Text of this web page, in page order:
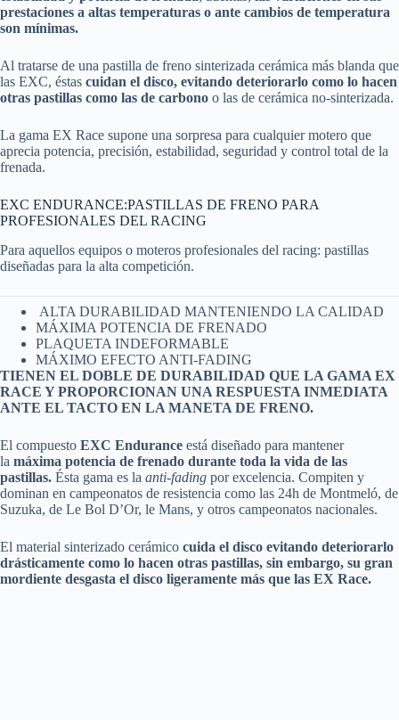
prestaciones a altas temperaturas o ante cambios de temperatura
son mínimas.
Al tratarse de una pastilla de freno sinterizada cerámica más blanda que
las EXC, éstas cuidan el disco, evitando deteriorarlo como lo hacen
otras pastillas como las de carbono o las de cerámica no-sinterizada.
La gama EX Race supone una sorpresa para cualquier motero que
aprecia potencia, precisión, estabilidad, seguridad y control total de la
frenada.
EXC ENDURANCE:PASTILLAS DE FRENO PARA
PROFESIONALES DEL RACING
Para aquellos equipos o moteros profesionales del racing: pastillas
diseñadas para la alta competición.
ALTA DURABILIDAD MANTENIENDO LA CALIDAD
MÁXIMA POTENCIA DE FRENADO
PLAQUETA INDEFORMABLE
MÁXIMO EFECTO ANTI-FADING
TIENEN EL DOBLE DE DURABILIDAD QUE LA GAMA EX
RACE Y PROPORCIONAN UNA RESPUESTA INMEDIATA
ANTE EL TACTO EN LA MANETA DE FRENO.
El compuesto EXC Endurance está diseñado para mantener
la máxima potencia de frenado durante toda la vida de las
pastillas. Ésta gama es la anti-fading por excelencia. Compiten y
dominan en campeonatos de resistencia como las 24h de Montmeló, de
Suzuka, de Le Bol D’Or, le Mans, y otros campeonatos nacionales.
El material sinterizado cerámico cuida el disco evitando deteriorarlo
drásticamente como lo hacen otras pastillas, sin embargo, su gran
mordiente desgasta el disco ligeramente más que las EX Race.